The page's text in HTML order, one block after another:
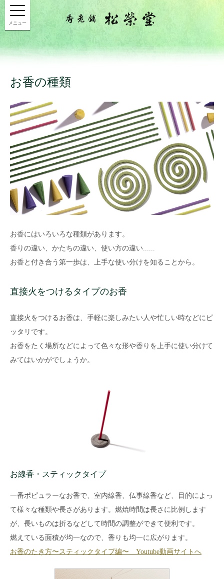
メニュー
お香の種類
お香にはいろいろな種類があります。
香りの違い、かたちの違い、使い方の違い......
お香と付き合う第一歩は、上手な使い分けを知ることから。
直接火をつけるタイプのお香
直接火をつけるお香は、手軽に楽しみたい人や忙しい時などにピ
ッタリです。
お香をたく場所などによって色々な形や香りを上手に使い分けて
みてはいかがでしょうか。
お線香・スティックタイプ
一番ポピュラーなお香で、室内線香、仏事線香など、目的によっ
て様々な種類や長さがあります。燃焼時間は長さに比例します
が、長いものは折るなどして時間の調整ができて便利です。
燃えている面積が均一なので、香りも均一に広がります。
お香のたき方〜スティックタイプ編〜 Youtube動画サイトへ